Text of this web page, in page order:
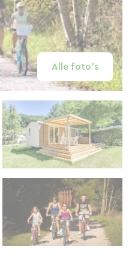
Alle foto's